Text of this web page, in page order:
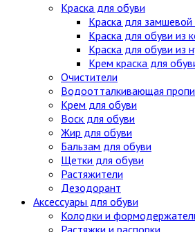
Краска для обуви
Краска для замшевой
Краска для обуви из
Краска для обуви из
Крем краска для
Очистители
Водоотталкивающая
Крем для обуви
Воск для обуви
Жир для обуви
Бальзам для обуви
Щетки для обуви
Растяжители
Дезодорант
Аксессуары для обуви
Колодки и
Растяжки и распорки